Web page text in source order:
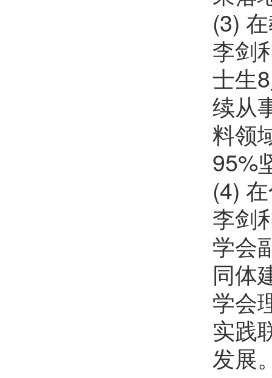
(3)
李剑
士生
续从
料领
95%
(4)
李剑
学会
同体
学会
实践
发展